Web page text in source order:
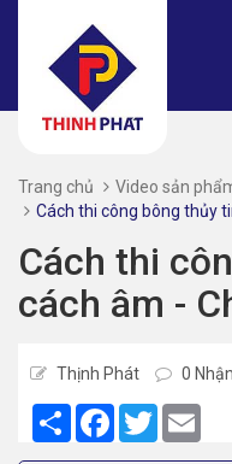
Trang chủ
Video sản
Cách thi công bông thủy
Cách thi
cách âm -
Thịnh Phát 0
Share Facebook
Twitter